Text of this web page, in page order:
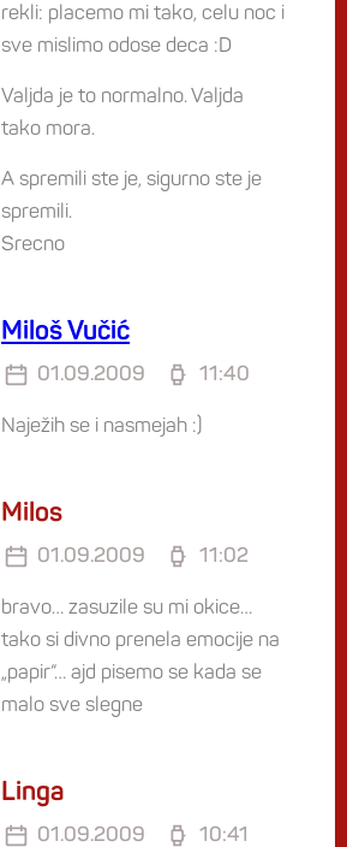
rekli: placemo mi tako, celu noc i
sve mislimo odose deca :D
Valjda je to normalno. Valjda
tako mora.
A spremili ste je, sigurno ste je
spremili.
Srecno
Miloš Vučić
01.09.2009 11:40
Naježih se i nasmejah :)
Milos
01.09.2009 11:02
bravo… zasuzile su mi okice…
tako si divno prenela emocije na
„papir“… ajd pisemo se kada se
malo sve slegne
Linga
01.09.2009 10:41